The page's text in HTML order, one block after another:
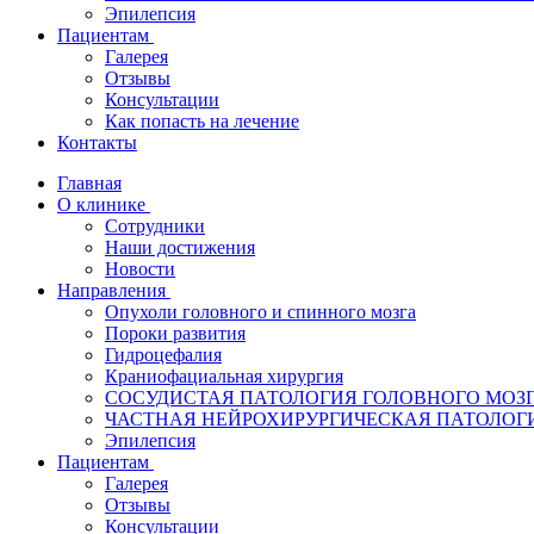
Эпилепсия
Пациентам
Галерея
Отзывы
Консультации
Как попасть на лечение
Контакты
Главная
О клинике
Сотрудники
Наши достижения
Новости
Направления
Опухоли головного и спинного мозга
Пороки развития
Гидроцефалия
Краниофациальная хирургия
СОСУДИСТАЯ ПАТОЛОГИЯ ГОЛОВНОГО
ЧАСТНАЯ НЕЙРОХИРУРГИЧЕСКАЯ
Эпилепсия
Пациентам
Галерея
Отзывы
Консультации